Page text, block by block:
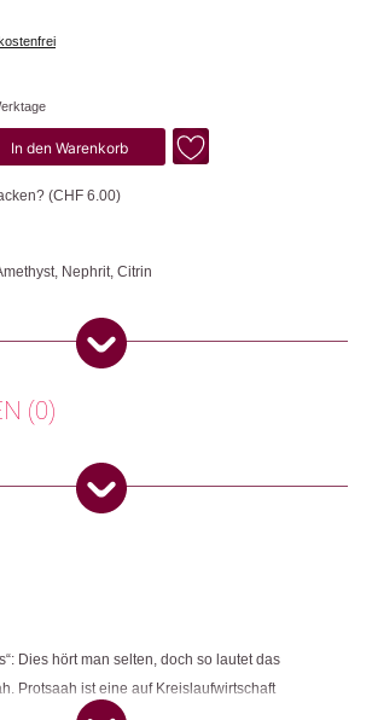
In den Warenkorb
(CHF 6.00)
Nephrit, Citrin
aus Indien. Jedes Stück befähigt die
für sich und ihre Familie zu sorgen.
Schmuck
(0)
Dies hört man selten, doch so lautet das
Protsaah ist eine auf Kreislaufwirtschaft